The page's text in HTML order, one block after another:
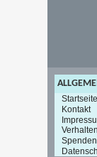
Startseite
Kontakt
Spenden